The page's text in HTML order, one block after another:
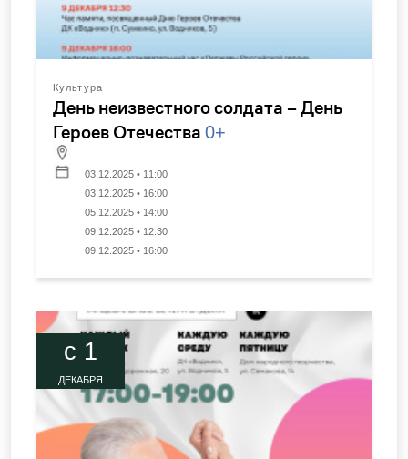
Культура
День неизвестного солдата – День
Героев Отечества 0+
03.12.2025 • 11:00
03.12.2025 • 16:00
05.12.2025 • 14:00
09.12.2025 • 12:30
09.12.2025 • 16:00
c 1
ДЕКАБРЯ